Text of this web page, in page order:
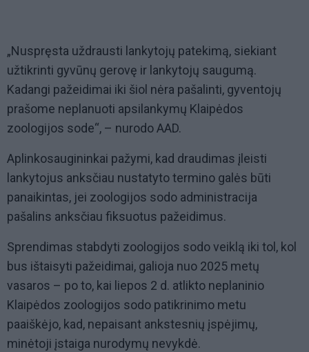
„Nuspręsta uždrausti lankytojų patekimą, siekiant
užtikrinti gyvūnų gerovę ir lankytojų saugumą.
Kadangi pažeidimai iki šiol nėra pašalinti, gyventojų
prašome neplanuoti apsilankymų Klaipėdos
zoologijos sode“, – nurodo AAD.
Aplinkosaugininkai pažymi, kad draudimas įleisti
lankytojus anksčiau nustatyto termino galės būti
panaikintas, jei zoologijos sodo administracija
pašalins anksčiau fiksuotus pažeidimus.
Sprendimas stabdyti zoologijos sodo veiklą iki tol, kol
bus ištaisyti pažeidimai, galioja nuo 2025 metų
vasaros – po to, kai liepos 2 d. atlikto neplaninio
Klaipėdos zoologijos sodo patikrinimo metu
paaiškėjo, kad, nepaisant ankstesnių įspėjimų,
minėtoji įstaiga nurodymų nevykdė.